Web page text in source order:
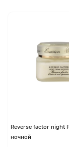
Reverse factor night
ночной